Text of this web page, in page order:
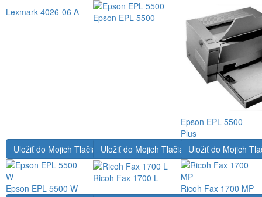
Lexmark 4026-06 A
Epson EPL 5500
Epson EPL 5500
Plus
Uložiť do Mojich Tlačiarní
Epson EPL 5500 W
Uložiť do Mojich Tlačiarní
Ricoh Fax 1700 L
Uložiť do Mojich
Ricoh Fax 1700 MP